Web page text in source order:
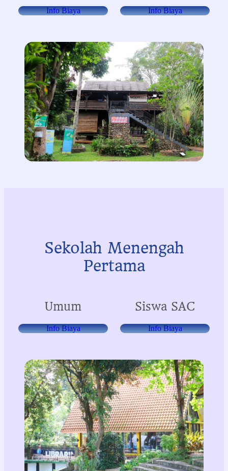
Info Biaya Info Biaya
Sekolah Menengah
Pertama
Umum
Info Biaya
Siswa SAC
Info Biaya